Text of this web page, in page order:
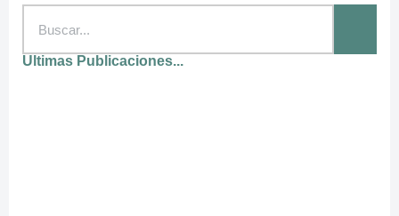
Ultimas Publicaciones...